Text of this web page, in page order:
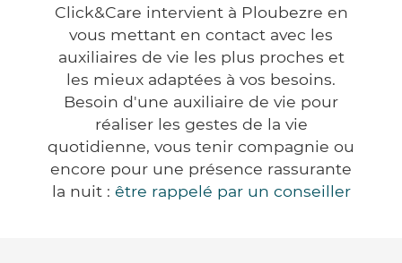
Click&Care intervient à Ploubezre en
vous mettant en contact avec les
auxiliaires de vie les plus proches et
les mieux adaptées à vos besoins.
Besoin d'une auxiliaire de vie pour
réaliser les gestes de la vie
quotidienne, vous tenir compagnie ou
encore pour une présence rassurante
la nuit : être rappelé par un conseiller